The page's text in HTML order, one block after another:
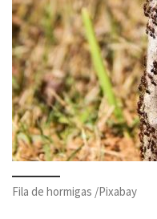
Fila de hormigas /Pixabay